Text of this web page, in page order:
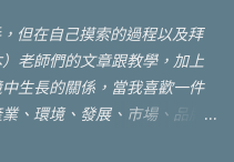
但在自己摸索的過程以及拜
老師們的文章跟教學，加上
生長的關係，當我喜歡一件
、環境、發展、市場、品牌